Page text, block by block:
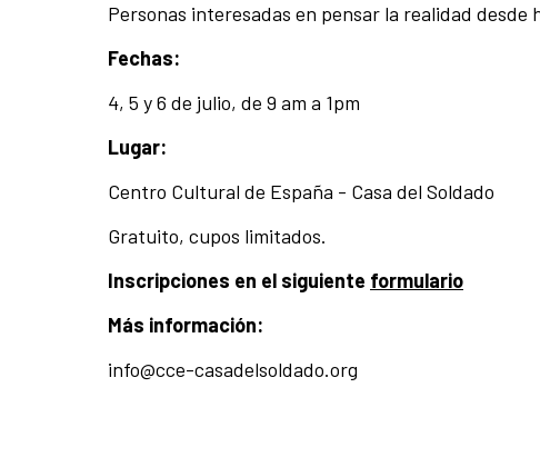
Personas interesadas en pensar la realidad
Fechas:
4, 5 y 6 de julio, de 9 am a 1pm
Lugar:
Centro Cultural de España - Casa del Soldado
Gratuito, cupos limitados.
Inscripciones en el siguiente formulario
Más información:
info@cce-casadelsoldado.org